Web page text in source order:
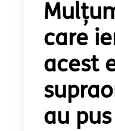
care
acest
au